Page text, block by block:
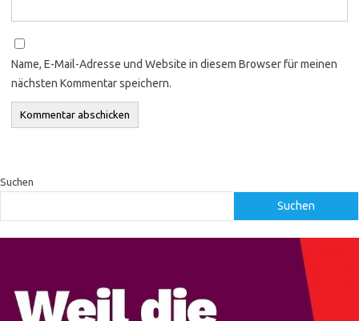
Name, E-Mail-Adresse und Website in diesem Browser für meinen
nächsten Kommentar speichern.
Suchen
Suchen